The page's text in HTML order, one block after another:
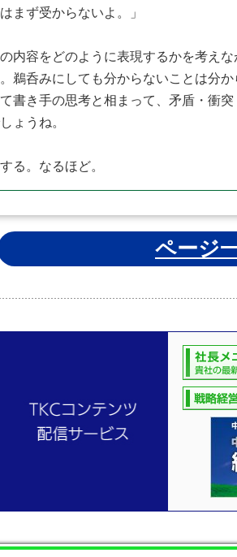
まず受からないよ。」
内容をどのように表現するかを考えな
鵜呑みにしても分からないことは分か
書き手の思考と相まって、矛盾・衝突
ょうね。
る。なるほど。
ページ